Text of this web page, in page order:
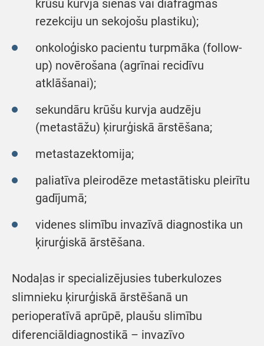
krūšu kurvja sienas vai diafragmas
rezekciju un sekojošu plastiku);
onkoloģisko pacientu turpmāka (follow-
up) novērošana (agrīnai recidīvu
atklāšanai);
sekundāru krūšu kurvja audzēju
(metastāžu) ķirurģiskā ārstēšana;
metastazektomija;
paliatīva pleirodēze metastātisku pleirītu
gadījumā;
videnes slimību invazīvā diagnostika un
ķirurģiskā ārstēšana.
Nodaļas ir specializējusies tuberkulozes
slimnieku ķirurģiskā ārstēšanā un
perioperatīvā aprūpē, plaušu slimību
diferenciāldiagnostikā – invazīvo